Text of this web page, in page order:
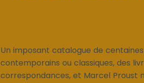
Un imposant catalogue de
contemporains ou classiques, des
correspondances, et Marcel Proust